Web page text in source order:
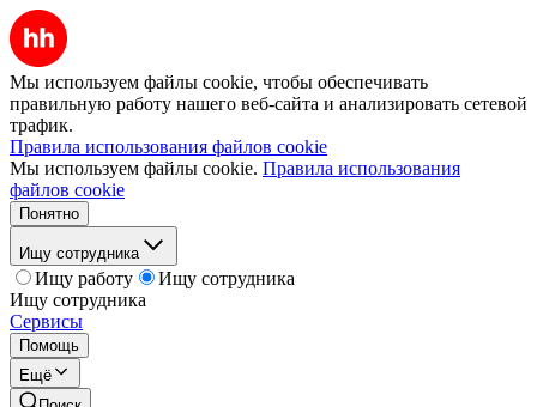
Мы используем файлы cookie, чтобы обеспечивать
правильную работу нашего веб-сайта и анализировать сетевой
трафик.
Правила использования файлов cookie
Мы используем файлы cookie. Правила использования
файлов cookie
Понятно
Ищу сотрудника
Ищу работу
Ищу сотрудника
Ищу сотрудника
Сервисы
Помощь
Ещё